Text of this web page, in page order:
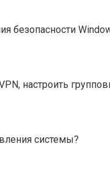
безопасности
настроить
системы?